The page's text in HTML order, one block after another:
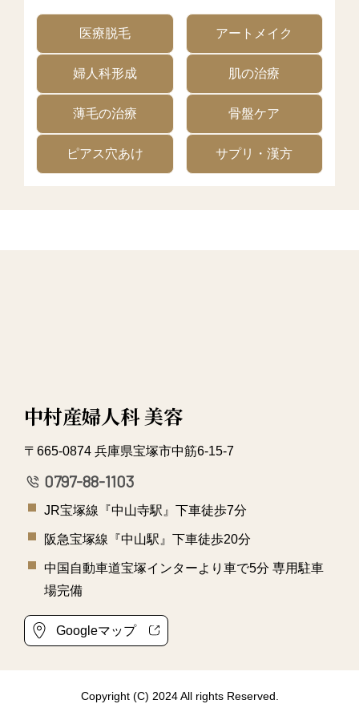
医療脱毛 アートメイク
婦人科形成 肌の治療
薄毛の治療 骨盤ケア
ピアス穴あけ サプリ・漢方
中村産婦人科 美容
〒665-0874 兵庫県宝塚市中筋6-15-7
0797-88-1103
JR宝塚線『中山寺駅』下車徒歩7分
阪急宝塚線『中山駅』下車徒歩20分
中国自動車道宝塚インターより車で5分 専用駐車
場完備
Googleマップ
Copyright (C) 2024 All rights Reserved.